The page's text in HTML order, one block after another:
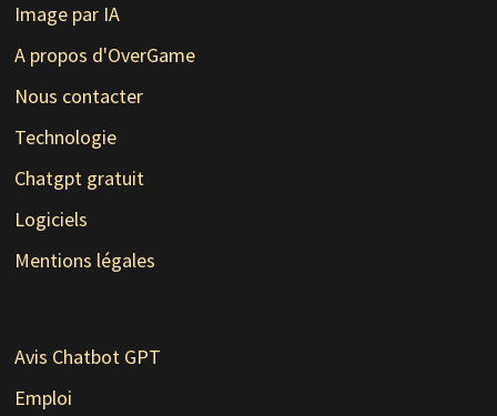
Image par IA
A propos d'OverGame
Nous contacter
Technologie
Chatgpt gratuit
Logiciels
Mentions légales
Avis Chatbot GPT
Emploi